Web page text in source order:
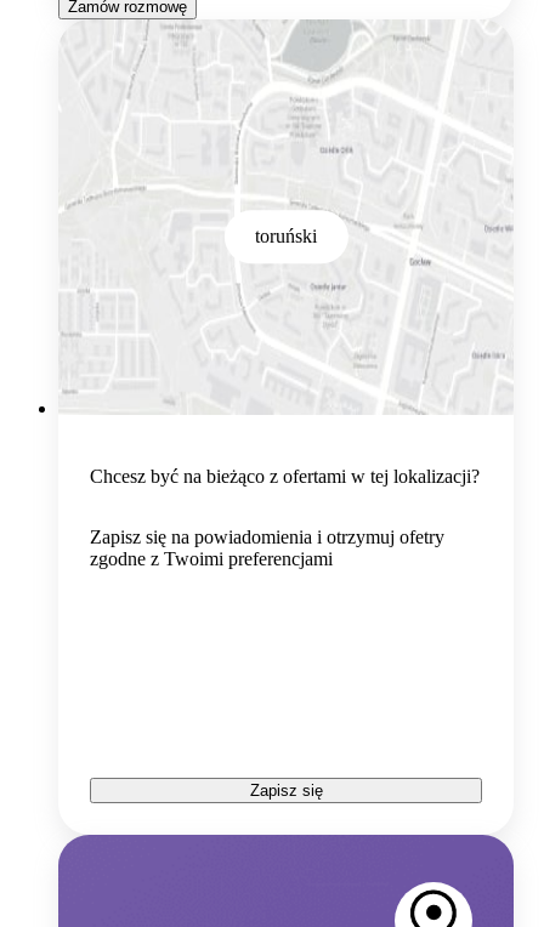
Zamów rozmowę
toruński
Chcesz być na bieżąco z ofertami w tej lokalizacji?
Zapisz się na powiadomienia i otrzymuj ofetry
zgodne z Twoimi preferencjami
Zapisz się